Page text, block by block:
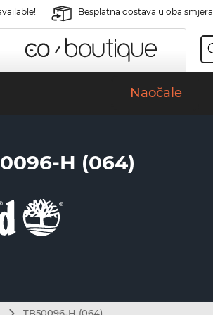
Besplatna dostava u oba smjera
Naočale
H (064)